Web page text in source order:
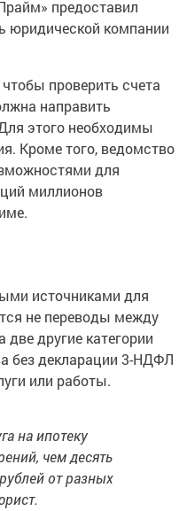
предоставил
юридической компании
проверить счета
направить
этого необходимы
Кроме того, ведомство
для
миллионов
источниками для
не переводы между
другие категории
без декларации 3-НДФЛ
или работы.
на ипотеку
чем десять
от разных